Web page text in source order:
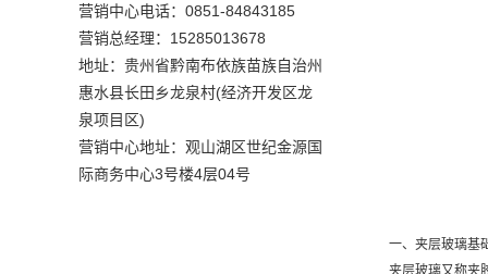
营销中心电话：0851-84843185
营销总经理：15285013678
地址：贵州省黔南布依族苗族自治州
惠水县长田乡龙泉村(经济开发区龙
泉项目区)
营销中心地址：观山湖区世纪金源国
际商务中心3号楼4层04号
一、夹层玻璃基
夹层玻璃又称夹